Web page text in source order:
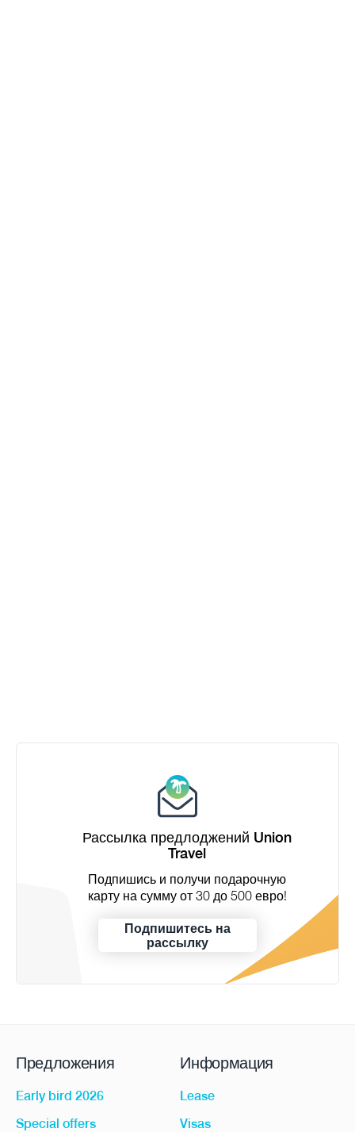
Рассылка предлоджений Union
Travel
Подпишись и получи подарочную
карту на сумму от 30 до 500 евро!
Подпишитесь на
рассылку
Предложения
Early bird 2026
Special offers
Информация
Lease
Visas